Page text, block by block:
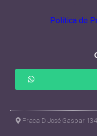
Política de
Praca D José Gaspar